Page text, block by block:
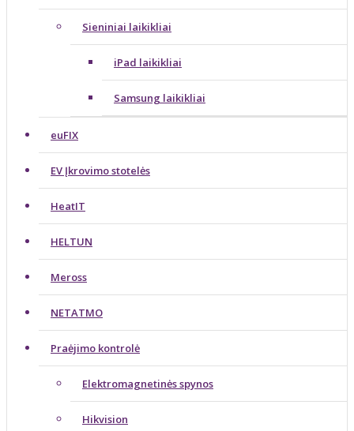
Sieniniai laikikliai
iPad laikikliai
Samsung laikikliai
euFIX
EV Įkrovimo stotelės
HeatIT
HELTUN
Meross
NETATMO
Praėjimo kontrolė
Elektromagnetinės spynos
Hikvision